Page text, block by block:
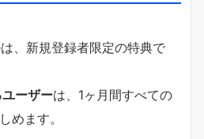
、新規登録者限定の特典で
ーザーは、1ヶ月間すべての
めます。